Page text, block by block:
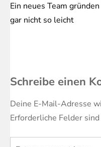
Ein neues Team
gar nicht so leicht
Schreibe einen
Deine E-Mail-Adresse
Erforderliche Felder